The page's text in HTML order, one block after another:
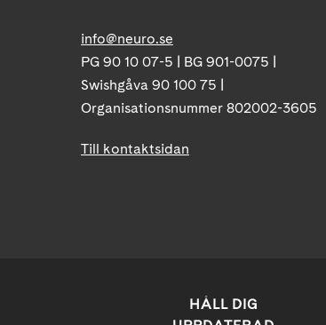
info@neuro.se
PG 90 10 07-5 | BG 901-0075 |
Swishgåva 90 100 75 |
Organisationsnummer 802002-3605
Till kontaktsidan
HÅLL DIG